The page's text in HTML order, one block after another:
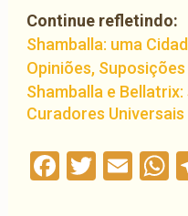
Continue refletindo:
Shamballa: uma
Opiniões,
Shamballa e
Curadores Universais
Facebook
Twitter